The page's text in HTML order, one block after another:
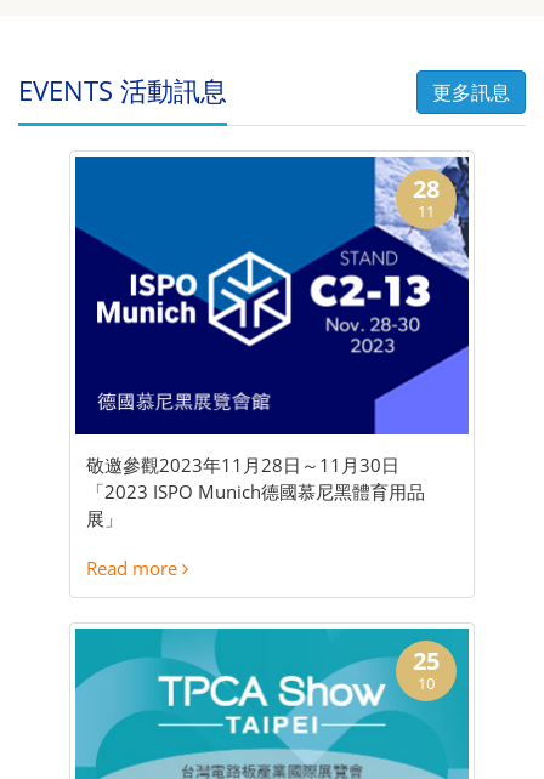
EVENTS 活動訊息 更多訊息
28
11
敬邀參觀2023年11月28日～11月30日
「2023 ISPO Munich德國慕尼黑體育用品
展」
Read more
25
10